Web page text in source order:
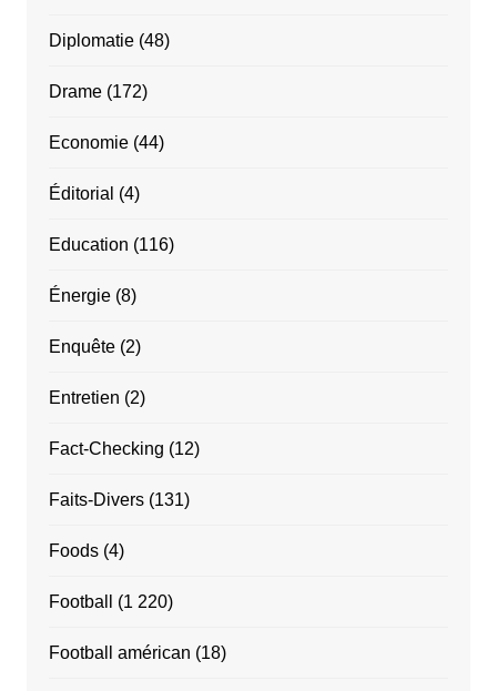
Diplomatie(48)
Drame(172)
Economie(44)
Éditorial (4)
Education (116)
Énergie(8)
Enquête(2)
Entretien (2)
Fact-Checking (12)
Faits-Divers(131)
Foods(4)
Football (1 220)
Football américan (18)